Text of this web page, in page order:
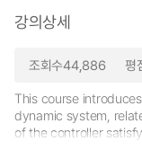
강의상세
조회수44,886 평
This course
dynamic system,
of the controller
achieve the course